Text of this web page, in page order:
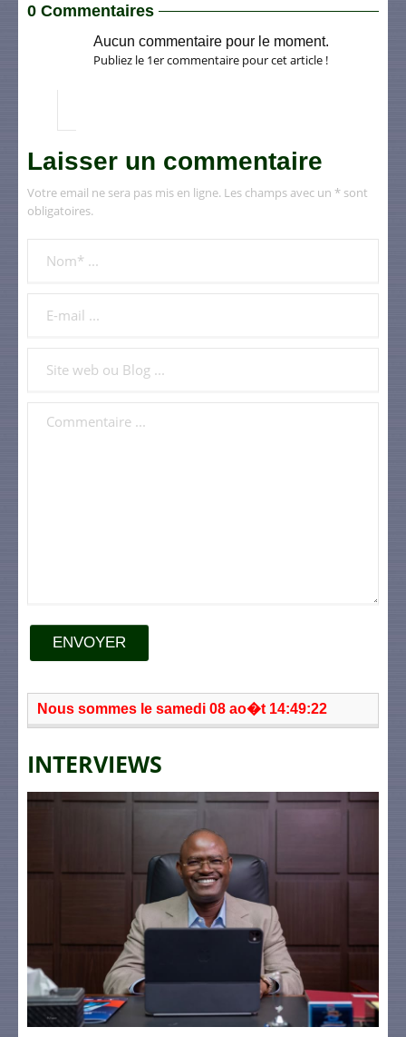
0 Commentaires
Aucun commentaire pour le moment.
Publiez le 1er commentaire pour cet article !
Laisser un commentaire
Votre email ne sera pas mis en ligne. Les champs avec un * sont
obligatoires.
ENVOYER
Nous sommes le samedi 08 ao�t 14:49:22
INTERVIEWS